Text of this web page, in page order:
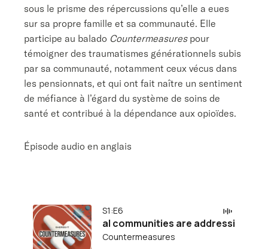
sous le prisme des répercussions qu’elle a eues
sur sa propre famille et sa communauté. Elle
participe au balado Countermeasurespour
témoigner des traumatismes générationnels subis
par sa communauté, notamment ceux vécus dans
les pensionnats, et qui ont fait naître un sentiment
de méfiance à l’égard du système de soins de
santé et contribué à la dépendance aux opioïdes.
Épisode audio en anglais